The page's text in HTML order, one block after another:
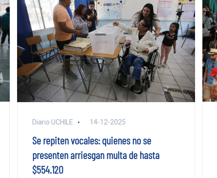
Diario UCHILE 14-12-2025
Se repiten vocales: quienes no se
presenten arriesgan multa de hasta
$554.120